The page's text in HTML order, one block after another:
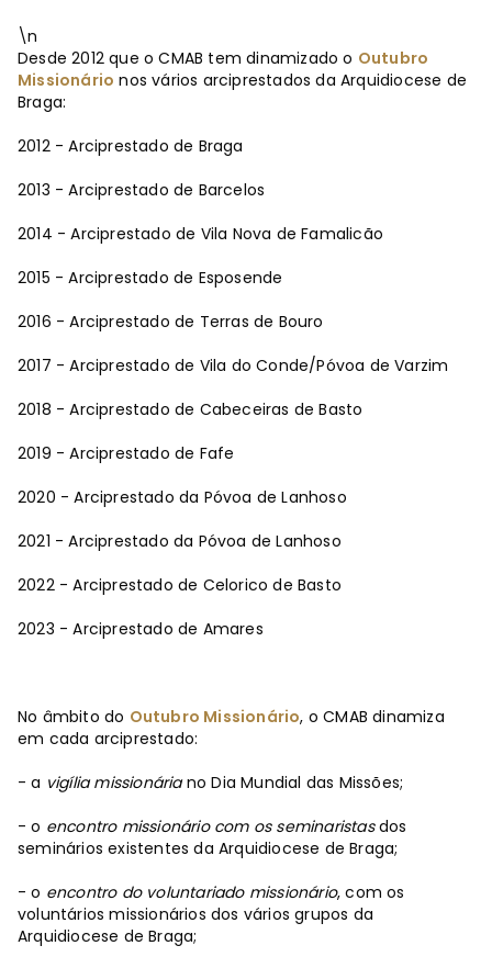
\n
Desde 2012 que o CMAB tem dinamizado o Outubro
Missionário nos vários arciprestados da Arquidiocese de
Braga:
2012 - Arciprestado de Braga
2013 - Arciprestado de Barcelos
2014 - Arciprestado de Vila Nova de Famalicão
2015 - Arciprestado de Esposende
2016 - Arciprestado de Terras de Bouro
2017 - Arciprestado de Vila do Conde/Póvoa de Varzim
2018 - Arciprestado de Cabeceiras de Basto
2019 - Arciprestado de Fafe
2020 - Arciprestado da Póvoa de Lanhoso
2021 - Arciprestado da Póvoa de Lanhoso
2022 - Arciprestado de Celorico de Basto
2023 - Arciprestado de Amares
No âmbito do Outubro Missionário, o CMAB dinamiza
em cada arciprestado:
- a vigília missionáriano Dia Mundial das Missões;
- o encontro missionário com os seminaristasdos
seminários existentes da Arquidiocese de Braga;
- o encontro do voluntariado missionário, com os
voluntários missionários dos vários grupos da
Arquidiocese de Braga;